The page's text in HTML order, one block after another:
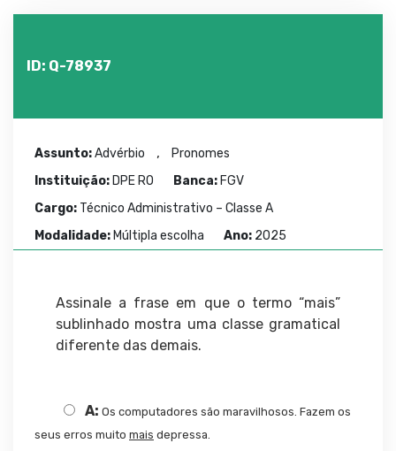
ID: Q-78937
Assunto:Advérbio ,
Pronomes
Instituição: DPE RO Banca: FGV
Cargo: Técnico Administrativo – Classe A
Modalidade: Múltipla escolha Ano: 2025
Assinale a frase em que o termo “mais”
sublinhado mostra uma classe gramatical
diferente das demais.
A: Os computadores são maravilhosos. Fazem os
seus erros muito mais depressa.